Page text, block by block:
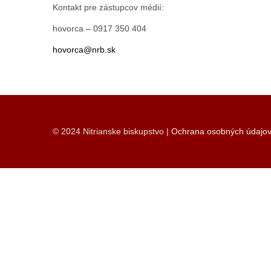
Kontakt pre zástupcov médií:
hovorca – 0917 350 404
hovorca@nrb.sk
© 2024 Nitrianske biskupstvo | Ochrana osobných údajov